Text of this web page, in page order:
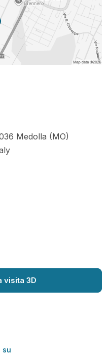
Medolla (MO)
visita 3D
su